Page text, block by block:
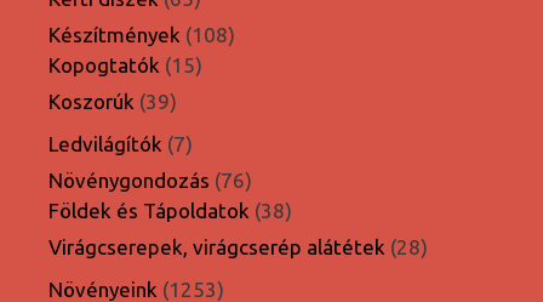
termék
Készítmények 108108
Kopogtatók 1515
Koszorúk 3939
termék
Ledvilágítók 77
termék
Növénygondozás 7676
termék
Földek és Tápoldatok 3838
termék
Virágcserepek, virágcserép alátétek 2828
Növényeink 12531253